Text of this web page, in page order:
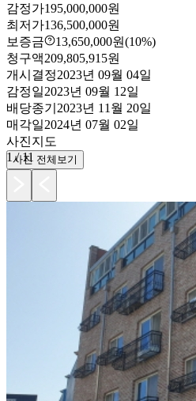
감정가195,000,000원
최저가136,500,000원
보증금
13,650,000원(10%)
청구액209,805,915원
개시결정2023년 09월 04일
감정일2023년 09월 12일
배당종기 2023년 11월 20일
매각일2024년 07월 02일
사진지도
1 /11
사진 전체보기